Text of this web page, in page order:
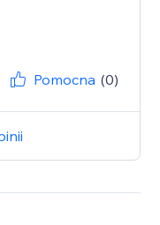
Pomocna (0)